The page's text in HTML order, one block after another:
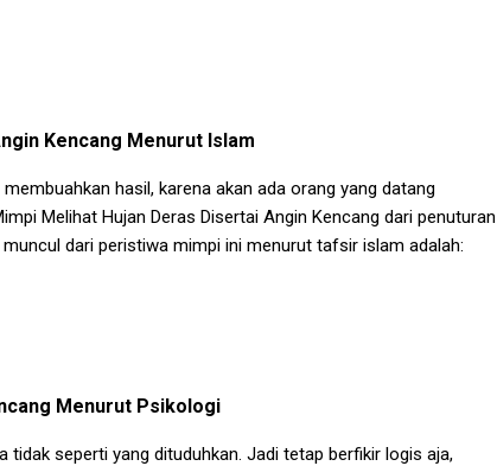
Kencang Menurut Islam
hasil, karena akan ada orang yang datang
Melihat Hujan Deras Disertai Angin Kencang dari penuturan
dari peristiwa mimpi ini menurut tafsir islam adalah:
Menurut Psikologi
seperti yang dituduhkan. Jadi tetap berfikir logis aja,